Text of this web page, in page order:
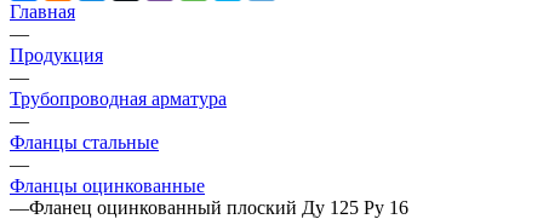
Главная
—
Продукция
—
Трубопроводная арматура
—
Фланцы стальные
—
Фланцы оцинкованные
—Фланец оцинкованный плоский Ду 125 Ру 16